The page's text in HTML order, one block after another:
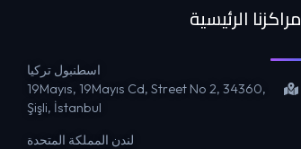
مراكزنا الرئيسية
اسطنبول تركيا
19Mayıs, 19Mayıs Cd, Street No 2, 34360,
Şişli, İstanbul
لندن المملكة المتحدة